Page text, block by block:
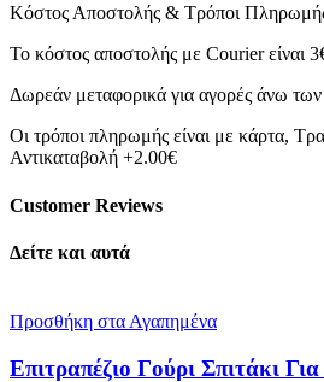
Κόστος Αποστολής & Τρόποι
Το κόστος αποστολής με Courier είναι
Δωρεάν μεταφορικά για αγορές άνω
Οι τρόποι πληρωμής είναι με κάρτα,
Αντικαταβολή +2.00€
Customer Reviews
Δείτε και αυτά
Προσθήκη στα Αγαπημένα
Επιτραπέζιο Γούρι Σπιτάκι